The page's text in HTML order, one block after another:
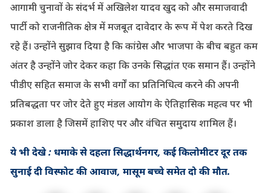
आगामी चुनावों के संदर्भ में अखिलेश यादव खुद को और समाजवादी
पार्टी को राजनीतिक क्षेत्र में मजबूत दावेदार के रूप में पेश करते दिख
रहे हैं। उन्होंने सुझाव दिया है कि कांग्रेस और भाजपा के बीच बहुत कम
अंतर है उन्होंने जोर देकर कहा कि उनके सिद्धांत एक समान हैं। उन्होंने
पीडीए सहित समाज के सभी वर्गों का प्रतिनिधित्व करने की अपनी
प्रतिबद्धता पर जोर देते हुए मंडल आयोग के ऐतिहासिक महत्व पर भी
प्रकाश डाला है जिसमें हाशिए पर और वंचित समुदाय शामिल हैं।
ये भी देखे : धमाके से दहला सिद्धार्थनगर, कई किलोमीटर दूर तक
सुनाई दी विस्फोट की आवाज, मासूम बच्चे समेत दो की मौत.